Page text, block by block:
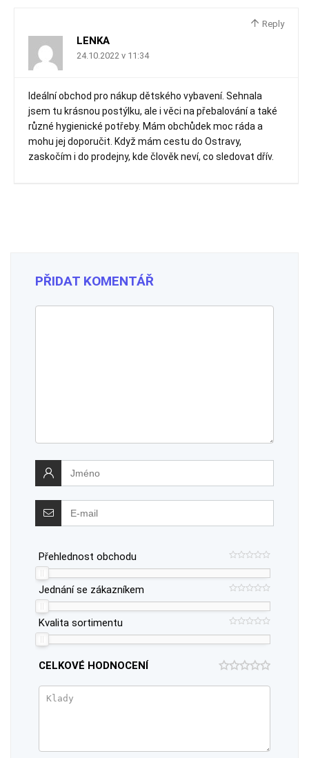
Reply
LENKA
24.10.2022 v 11:34
Ideální obchod pro nákup dětského vybavení. Sehnala
jsem tu krásnou postýlku, ale i věci na přebalování a také
různé hygienické potřeby. Mám obchůdek moc ráda a
mohu jej doporučit. Když mám cestu do Ostravy,
zaskočím i do prodejny, kde člověk neví, co sledovat dřív.
PŘIDAT KOMENTÁŘ
Přehlednost obchodu
Jednání se zákazníkem
Kvalita sortimentu
CELKOVÉ HODNOCENÍ